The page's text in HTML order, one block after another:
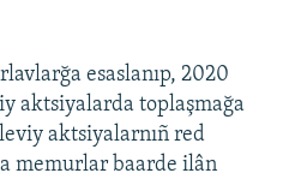
esaslanıp, 2020
aktsiyalarda toplaşmağa
aktsiyalarnıñ red
memurlar baarde ilân